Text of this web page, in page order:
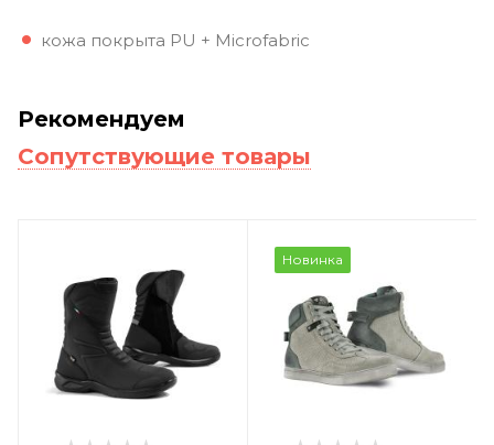
кожа покрыта PU + Microfabric
Рекомендуем
Сопутствующие товары
Новинка